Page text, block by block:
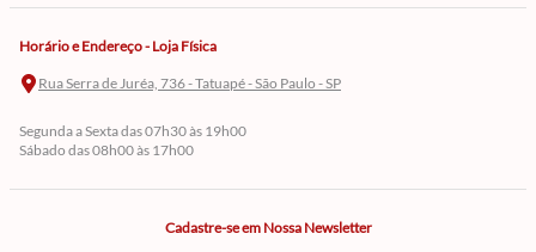
Horário e Endereço - Loja Física
Rua Serra de Juréa, 736 - Tatuapé - São Paulo - SP
Segunda a Sexta das 07h30 às 19h00
Sábado das 08h00 às 17h00
Cadastre-se em Nossa Newsletter